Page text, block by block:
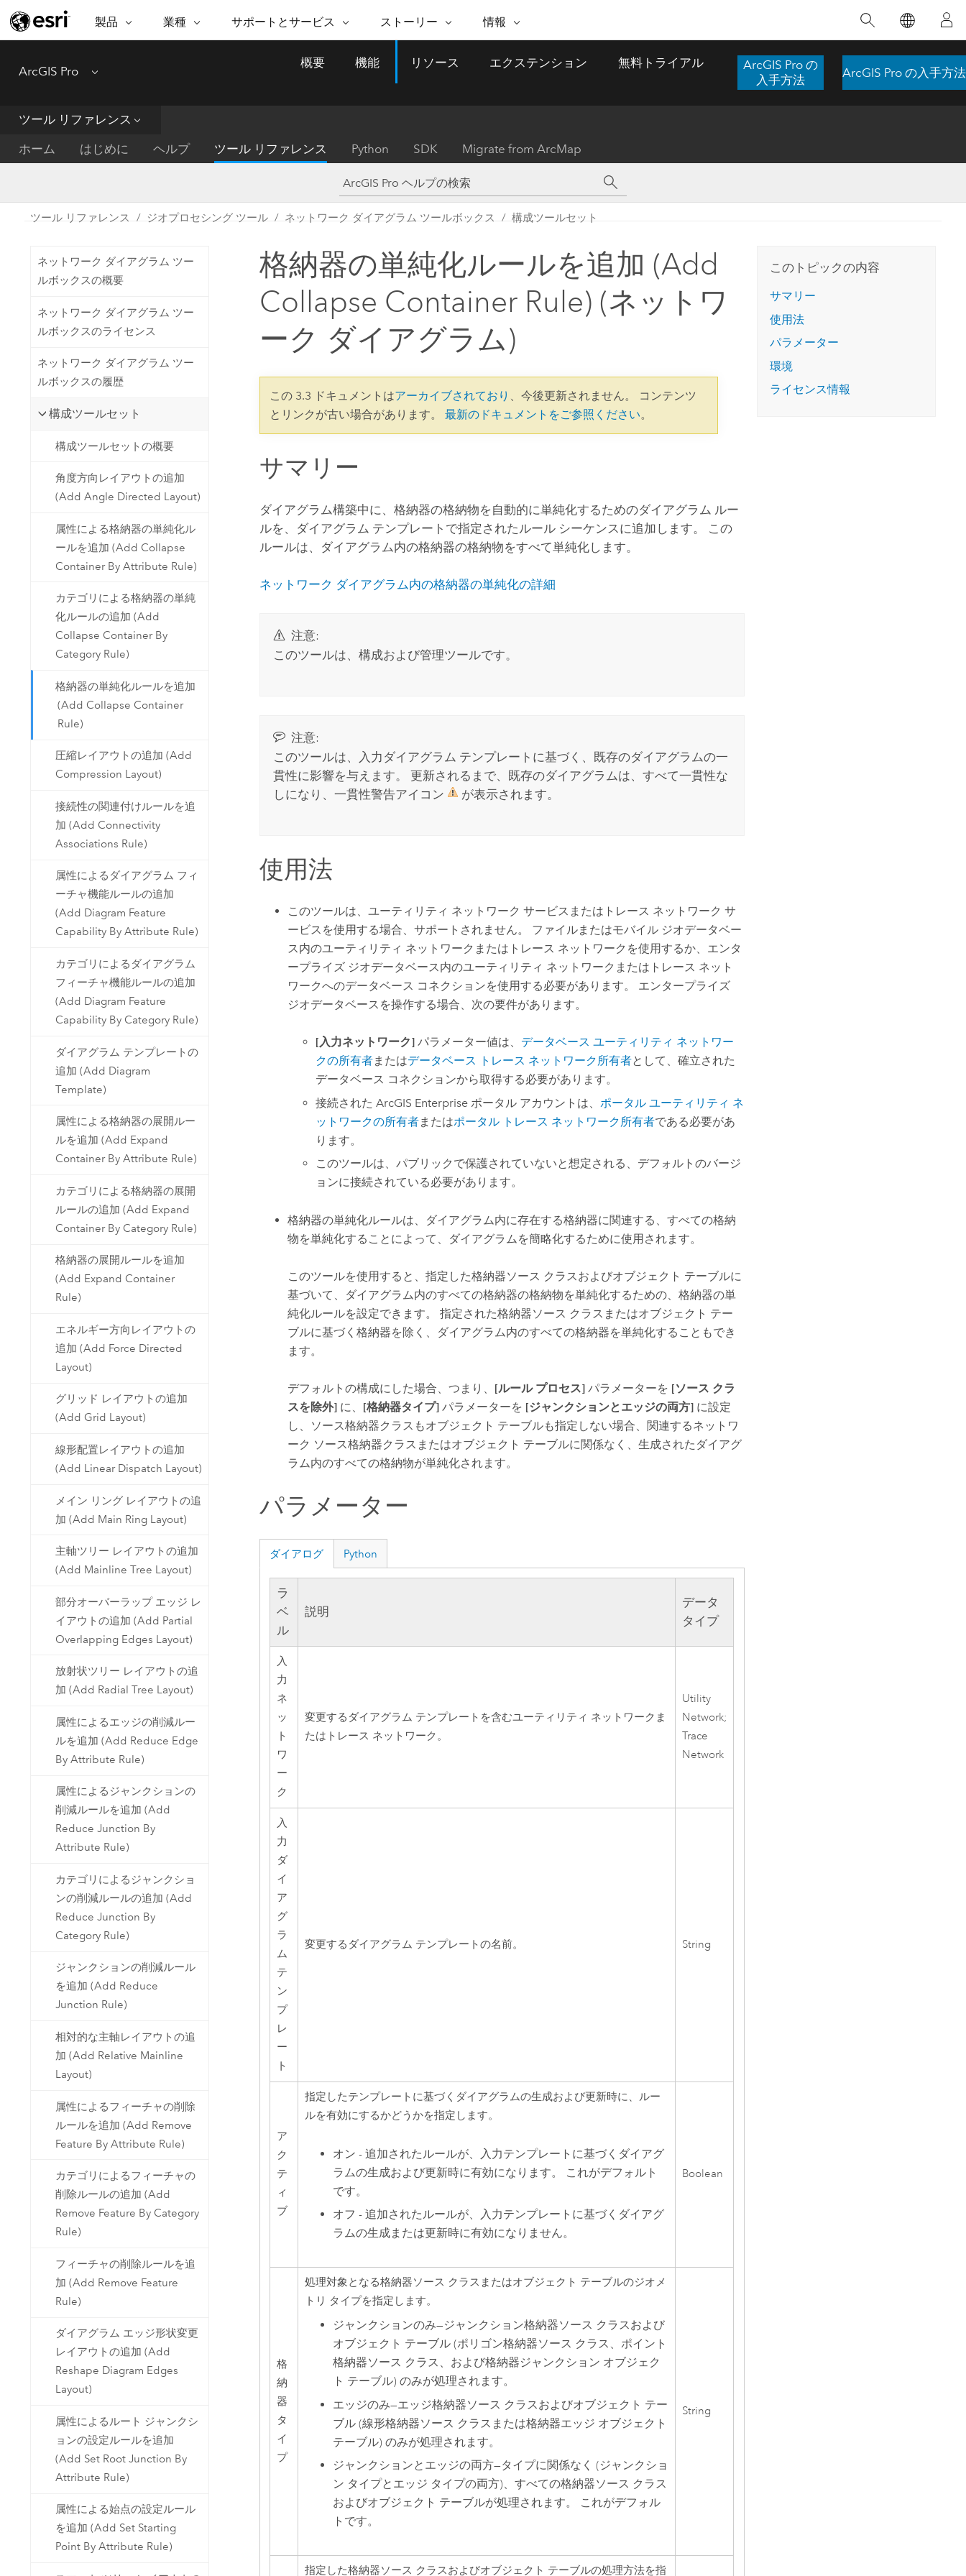
製品
ARCGIS
ArcGIS Online
完全な SaaS マッピング プラット
ArcGIS Enterprise
GIS とマッピングの基本的なシス
開発者向けテクノロジー
ケーションの構築
すべてのプロダクト
機能
位置情報を分析に活用
空間データの統合、編集、共有
Esri ストア
Esri の ArcGIS 製品
Esri 製品、パートナー製品、開発
られています。 技術がどのようなものかを
ブ マップを試したり、製品の機能を調べた
ArcGIS Pro の詳細
業種
業種
自然保護
公共エネルギー
地方自治体
持続可能な開発
電気通信
交通機関
注目のイニシアティブ
インフラストラクチャ管理
GIS を活用して、最新の強靱で持続可能な未
的アプローチは、インフラストラクチャ プ
ロジェクトが周囲の環境とどのように関連
しているかをリーダーが理解するのに役立
ちます。
サポートとサービス
サポートとサービス セルフサービス
ArcGIS ブログ
ドキュメント
My Esri
するために使用される空間統計技術を探索
ます。
コースを探索
ストーリー
ESRI ストーリー
Esri ブログ
実世界のグローバルな GIS
技術革新
Esri と The Science of Where
ー リーダーの声
ArcNews
業界ニュースと ArcGIS 更
リケーションを構築し、重要な救助活動を
ストーリーを読む
情報
ESRI について
パートナー
採用情報
メディアおよびアナリスト関
Esri に連絡
イノベーションへの取り
組み
ーメーション
注目
ArcGIS Pro Menu
概要 機能 リソース エクステンション 無料トライアル
ArcGIS Pro の
入手方法
ArcGIS Pro の入手方法
ツール リファレンス
ホーム はじめに ヘルプ ツール リファレンス Python SDK Migrate from ArcMap
ツール リファレンス ジオプロセシング ツール ネットワーク ダイアグラム ツールボックス 構成ツールセット
ネットワーク ダイアグラム ツー
ルボックスの概要
ネットワーク ダイアグラム ツー
ルボックスのライセンス
ネットワーク ダイアグラム ツー
ルボックスの履歴
構成ツールセット
構成ツールセットの概要
角度方向レイアウトの追加
(Add Angle Directed Layout)
属性による格納器の単純化ル
ールを追加 (Add Collapse
Container By Attribute Rule)
カテゴリによる格納器の単純
化ルールの追加 (Add
Collapse Container By
Category Rule)
格納器の単純化ルールを追加
(Add Collapse Container
Rule)
圧縮レイアウトの追加 (Add
Compression Layout)
接続性の関連付けルールを追
加 (Add Connectivity
Associations Rule)
属性によるダイアグラム フィ
ーチャ機能ルールの追加
(Add Diagram Feature
Capability By Attribute Rule)
カテゴリによるダイアグラム
フィーチャ機能ルールの追加
(Add Diagram Feature
Capability By Category Rule)
ダイアグラム テンプレートの
追加 (Add Diagram
Template)
属性による格納器の展開ルー
ルを追加 (Add Expand
Container By Attribute Rule)
カテゴリによる格納器の展開
ルールの追加 (Add Expand
Container By Category Rule)
格納器の展開ルールを追加
(Add Expand Container
Rule)
エネルギー方向レイアウトの
追加 (Add Force Directed
Layout)
グリッド レイアウトの追加
(Add Grid Layout)
線形配置レイアウトの追加
(Add Linear Dispatch Layout)
メイン リング レイアウトの追
加 (Add Main Ring Layout)
主軸ツリー レイアウトの追加
(Add Mainline Tree Layout)
部分オーバーラップ エッジ レ
イアウトの追加 (Add Partial
Overlapping Edges Layout)
放射状ツリー レイアウトの追
加 (Add Radial Tree Layout)
属性によるエッジの削減ルー
ルを追加 (Add Reduce Edge
By Attribute Rule)
属性によるジャンクションの
削減ルールを追加 (Add
Reduce Junction By
Attribute Rule)
カテゴリによるジャンクショ
ンの削減ルールの追加 (Add
Reduce Junction By
Category Rule)
ジャンクションの削減ルール
を追加 (Add Reduce
Junction Rule)
相対的な主軸レイアウトの追
加 (Add Relative Mainline
Layout)
属性によるフィーチャの削除
ルールを追加 (Add Remove
Feature By Attribute Rule)
カテゴリによるフィーチャの
削除ルールの追加 (Add
Remove Feature By Category
Rule)
フィーチャの削除ルールを追
加 (Add Remove Feature
Rule)
ダイアグラム エッジ形状変更
レイアウトの追加 (Add
Reshape Diagram Edges
Layout)
属性によるルート ジャンクシ
ョンの設定ルールを追加
(Add Set Root Junction By
Attribute Rule)
属性による始点の設定ルール
を追加 (Add Set Starting
Point By Attribute Rule)
格納器の単純化ルールを追加 (Add
Collapse Container Rule) (ネットワ
ーク ダイアグラム)
この 3.3 ドキュメントはアーカイブされており 、今後更新されません。 コンテンツ
とリンクが古い場合があります。最新のドキュメントをご参照ください。
サマリー
ダイアグラム構築中に、格納器の格納物を自動的に単純化するためのダイアグラム ルー
ルを、ダイアグラム テンプレートで指定されたルール シーケンスに追加します。 この
ルールは、ダイアグラム内の格納器の格納物をすべて単純化します。
ネットワーク ダイアグラム内の格納器の単純化の詳細
注意:
このツールは、構成および管理ツールです。
注意:
このツールは、入力ダイアグラム テンプレートに基づく、既存のダイアグラムの一
貫性に影響を与えます。 更新されるまで、既存のダイアグラムは、すべて一貫性な
しになり、一貫性警告アイコン
が表示されます。
使用法
このツールは、ユーティリティ ネットワーク サービスまたはトレース ネットワーク サ
ービスを使用する場合、サポートされません。 ファイルまたはモバイル ジオデータベー
ス内のユーティリティ ネットワークまたはトレース ネットワークを使用するか、エンタ
ープライズ ジオデータベース内のユーティリティ ネットワークまたはトレース ネット
ワークへのデータベース コネクションを使用する必要があります。 エンタープライズ
ジオデータベースを操作する場合、次の要件があります。
[入力ネットワーク]パラメーター値は、 データベース ユーティリティ ネットワー
クの所有者またはデータベース トレース ネットワーク所有者として、確立された
データベース コネクションから取得する必要があります。
接続された ArcGIS Enterpriseポータル アカウントは、 ポータル ユーティリティ ネ
ットワークの所有者またはポータル トレース ネットワーク所有者である必要があ
ります。
このツールは、パブリックで保護されていないと想定される、デフォルトのバージ
ョンに接続されている必要があります。
格納器の単純化ルールは、ダイアグラム内に存在する格納器に関連する、すべての格納
物を単純化することによって、ダイアグラムを簡略化するために使用されます。
このツールを使用すると、指定した格納器ソース クラスおよびオブジェクト テーブルに
基づいて、ダイアグラム内のすべての格納器の格納物を単純化するための、格納器の単
純化ルールを設定できます。 指定された格納器ソース クラスまたはオブジェクト テー
ブルに基づく格納器を除く、ダイアグラム内のすべての格納器を単純化することもでき
ます。
デフォルトの構成にした場合、つまり、 [ルール プロセス]パラメーターを [ソース クラ
スを除外]に、 [格納器タイプ]パラメーターを [ジャンクションとエッジの両方]に設定
し、ソース格納器クラスもオブジェクト テーブルも指定しない場合、関連するネットワ
ーク ソース格納器クラスまたはオブジェクト テーブルに関係なく、生成されたダイアグ
ラム内のすべての格納物が単純化されます。
パラメーター
ダイアログ Python
ラ
ベ
ル
説明
データ
タイプ
入
力
ネ
ッ
ト
ワ
ー
ク
変更するダイアグラム テンプレートを含むユーティリティ ネットワークま
たはトレース ネットワーク。
Utility
Network;
Trace
Network
入
力
ダ
イ
ア
グ
ラ
ム
テ
ン
プ
レ
ー
ト
変更するダイアグラム テンプレートの名前。 String
ア
ク
テ
ィ
ブ
指定したテンプレートに基づくダイアグラムの生成および更新時に、ルー
ルを有効にするかどうかを指定します。
オン - 追加されたルールが、入力テンプレートに基づくダイアグ
ラムの生成および更新時に有効になります。 これがデフォルト
です。
オフ - 追加されたルールが、入力テンプレートに基づくダイアグ
ラムの生成または更新時に有効になりません。
Boolean
格
納
器
タ
イ
プ
処理対象となる格納器ソース クラスまたはオブジェクト テーブルのジオメ
トリ タイプを指定します。
ジャンクションのみ—ジャンクション格納器ソース クラスおよび
オブジェクト テーブル (ポリゴン格納器ソース クラス、ポイント
格納器ソース クラス、および格納器ジャンクション オブジェク
ト テーブル) のみが処理されます。
エッジのみ—エッジ格納器ソース クラスおよびオブジェクト テー
ブル (線形格納器ソース クラスまたは格納器エッジ オブジェクト
テーブル) のみが処理されます。
ジャンクションとエッジの両方—タイプに関係なく (ジャンクショ
ン タイプとエッジ タイプの両方)、すべての格納器ソース クラス
およびオブジェクト テーブルが処理されます。 これがデフォル
トです。
String
指定した格納器ソース クラスおよびオブジェクト テーブルの処理方法を指
このトピックの内容
サマリー
使用法
パラメーター
環境
ライセンス情報